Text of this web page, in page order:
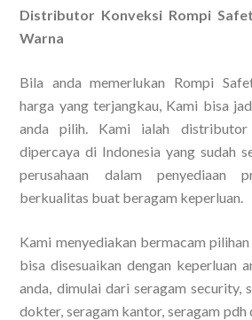
Distributor Konveksi Rompi
Warna
Bila anda memerlukan Rompi
harga yang terjangkau, Kami bisa
anda pilih. Kami ialah
dipercaya di Indonesia yang sudah
perusahaan dalam penyediaan
berkualitas buat beragam keperluan.
Kami menyediakan bermacam
bisa disesuaikan dengan keperluan
anda, dimulai dari seragam security,
dokter, seragam kantor, seragam